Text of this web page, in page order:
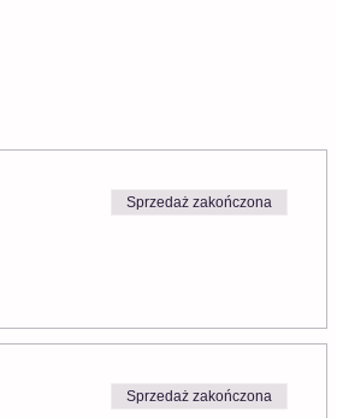
Sprzedaż zakończona
Sprzedaż zakończona